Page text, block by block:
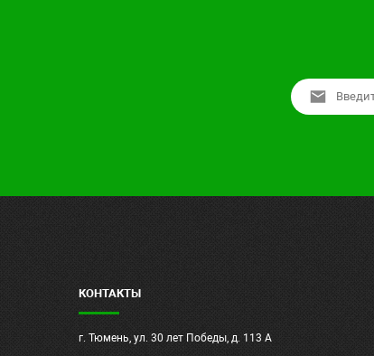
КОНТАКТЫ
г. Тюмень, ул. 30 лет Победы, д. 113 А